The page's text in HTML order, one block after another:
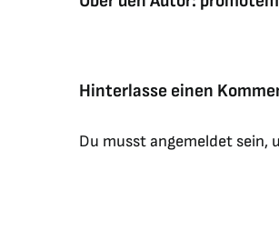
Hinterlasse einen
Du musstangemeldet sein,